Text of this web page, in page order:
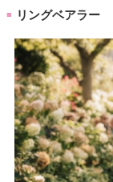
■ リングベアラー